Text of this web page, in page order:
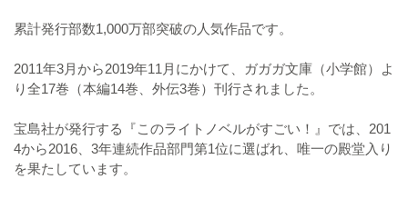
累計発行部数1,000万部突破の人気作品です。
2011年3月から2019年11月にかけて、ガガガ文庫（小学館）よ
り全17巻（本編14巻、外伝3巻）刊行されました。
宝島社が発行する『このライトノベルがすごい！』では、201
4から2016、3年連続作品部門第1位に選ばれ、唯一の殿堂入り
を果たしています。